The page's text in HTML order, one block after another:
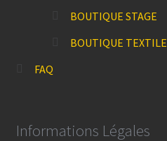
BOUTIQUE STAGE
BOUTIQUE TEXTILE
FAQ
Informations Légales